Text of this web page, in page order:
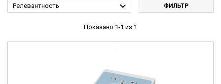
Релевантность  ФИЛЬТР
Показано 1-1 из 1